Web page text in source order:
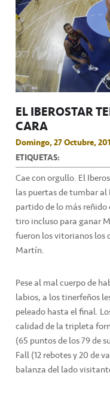
EL IBEROSTAR
CARA
Domingo, 27 Octubre,
ETIQUETAS:
Cae con orgullo. El
las puertas de tumbar al
partido de lo más reñido
tiro incluso para ganar
fueron los vitorianos los
Martín.
Pese al mal cuerpo de
labios, a los tinerfeños
peleado hasta el final.
calidad de la tripleta
(65 puntos de los 79 de
Fall (12 rebotes y 20 de
balanza del lado